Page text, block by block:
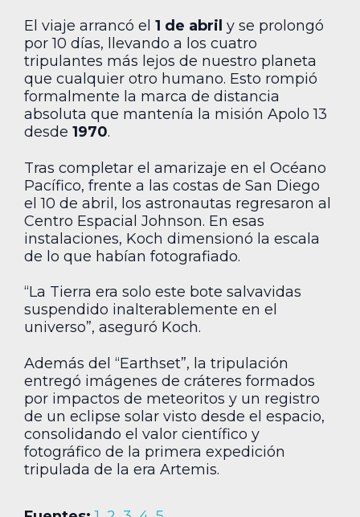
El viaje arrancó el 1 de abril y se prolongó
por 10 días, llevando a los cuatro
tripulantes más lejos de nuestro planeta
que cualquier otro humano. Esto rompió
formalmente la marca de distancia
absoluta que mantenía la misión Apolo 13
desde 1970.
Tras completar el amarizaje en el Océano
Pacífico, frente a las costas de San Diego
el 10 de abril, los astronautas regresaron al
Centro Espacial Johnson. En esas
instalaciones, Koch dimensionó la escala
de lo que habían fotografiado.
“La Tierra era solo este bote salvavidas
suspendido inalterablemente en el
universo”, aseguró Koch.
Además del “Earthset”, la tripulación
entregó imágenes de cráteres formados
por impactos de meteoritos y un registro
de un eclipse solar visto desde el espacio,
consolidando el valor científico y
fotográfico de la primera expedición
tripulada de la era Artemis.